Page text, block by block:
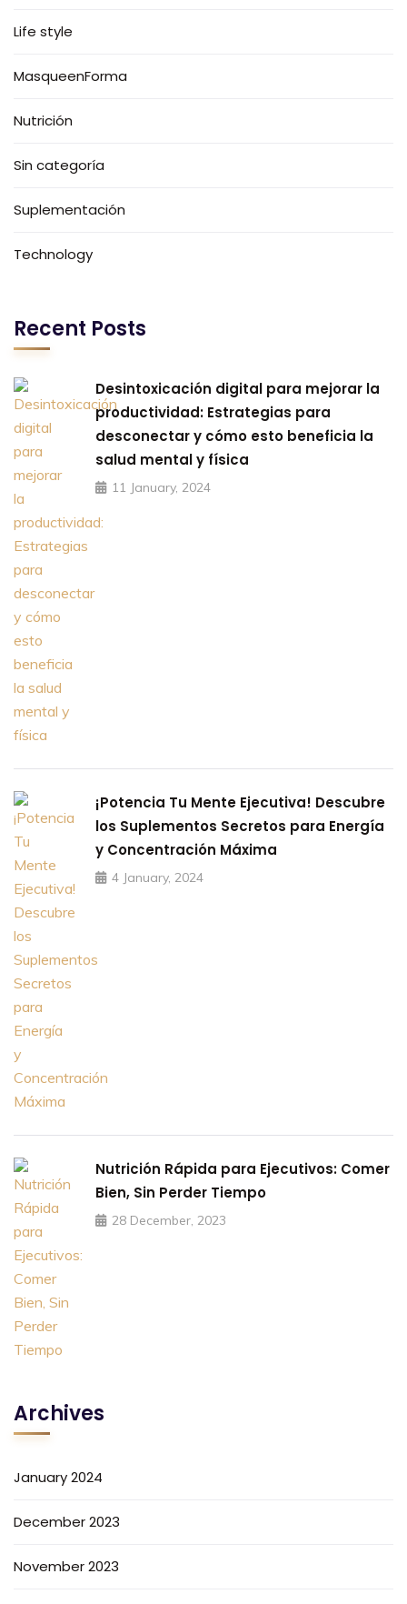
Life style
MasqueenForma
Nutrición
Sin categoría
Suplementación
Technology
Recent Posts
Desintoxicación digital para mejorar la
productividad: Estrategias para
desconectar y cómo esto beneficia la
salud mental y física
11 January, 2024
¡Potencia Tu Mente Ejecutiva! Descubre
los Suplementos Secretos para Energía
y Concentración Máxima
4 January, 2024
Nutrición Rápida para Ejecutivos: Comer
Bien, Sin Perder Tiempo
28 December, 2023
Archives
January 2024
December 2023
November 2023